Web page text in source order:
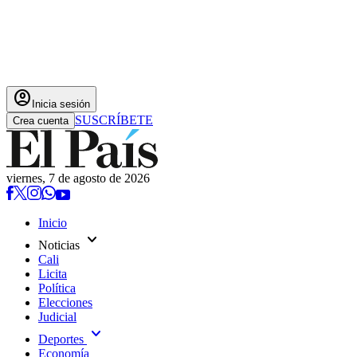
account_circle Inicia sesión
Crea cuenta SUSCRÍBETE
viernes, 7 de agosto de 2026
Inicio
Noticias expand_more
Cali
Licita
Política
Elecciones
Judicial
Deportes expand_more
Economía